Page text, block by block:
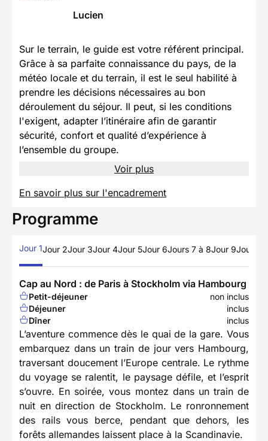
Lucien
Sur le terrain, le guide est votre référent principal.
Grâce à sa parfaite connaissance du pays, de la
météo locale et du terrain, il est le seul habilité à
prendre les décisions nécessaires au bon
déroulement du séjour. Il peut, si les conditions
l'exigent, adapter l’itinéraire afin de garantir
sécurité, confort et qualité d’expérience à
l’ensemble du groupe.
Voir plus
En savoir plus sur l'encadrement
Programme
Jour 1Jour 2Jour 3Jour 4Jour 5Jour 6Jours 7 à 8Jour 9Jour 10
Cap au Nord : de Paris à Stockholm via Hambourg
Petit-déjeuner
non inclus
Déjeuner
inclus
Dîner
inclus
L’aventure commence dès le quai de la gare. Vous
embarquez dans un train de jour vers Hambourg,
traversant doucement l’Europe centrale. Le rythme
du voyage se ralentit, le paysage défile, et l’esprit
s’ouvre. En soirée, vous montez dans un train de
nuit en direction de Stockholm. Le ronronnement
des rails vous berce, pendant que dehors, les
forêts allemandes laissent place à la Scandinavie.